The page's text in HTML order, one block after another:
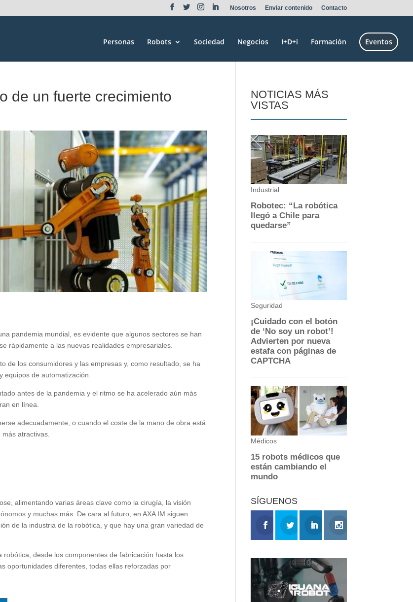
Nosotros Enviar contenido Contacto
Personas Robots Sociedad Negocios I+D+i Formación Eventos
de un fuerte crecimiento
pandemia mundial, es evidente que algunos sectores se han
rápidamente a las nuevas realidades empresariales.
de los consumidores y las empresas y, como resultado, se ha
de automatización.
antes de la pandemia y el ritmo se ha acelerado aún más
en línea.
adecuadamente, o cuando el coste de la mano de obra está
atractivas.
alimentando varias áreas clave como la cirugía, la visión
y muchas más. De cara al futuro, en AXA IM siguen
de la industria de la robótica, y que hay una gran variedad de
desde los componentes de fabricación hasta los
oportunidades diferentes, todas ellas reforzadas por
NOTICIAS MÁS
VISTAS
SÍGUENOS